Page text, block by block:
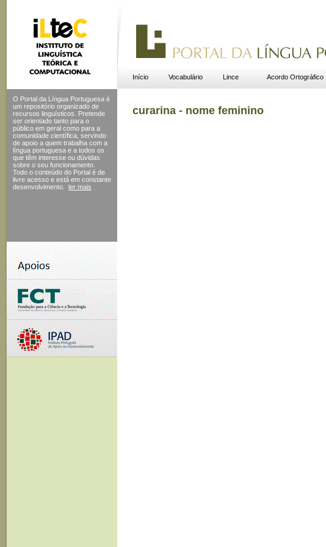
Início Vocabulário Lince Acordo Ortográfico
O Portal da Língua Portuguesa é
um repositório organizado de
recursos linguísticos. Pretende
ser orientado tanto para o
público em geral como para a
comunidade científica, servindo
de apoio a quem trabalha com a
língua portuguesa e a todos os
que têm interesse ou dúvidas
sobre o seu funcionamento.
Todo o conteúdo do Portal é de
livre acesso e está em constante
desenvolvimento.
ler mais
curarina - nome feminino